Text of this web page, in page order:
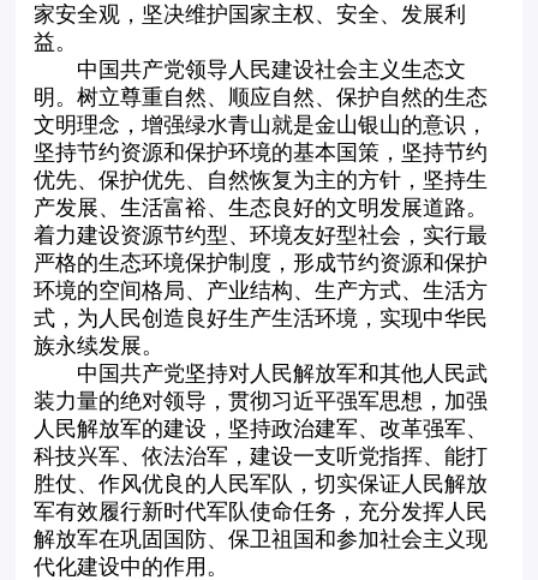
家安全观，坚决维护国家主权、安全、发展利
益。
中国共产党领导人民建设社会主义生态文
明。树立尊重自然、顺应自然、保护自然的生态
文明理念，增强绿水青山就是金山银山的意识，
坚持节约资源和保护环境的基本国策，坚持节约
优先、保护优先、自然恢复为主的方针，坚持生
产发展、生活富裕、生态良好的文明发展道路。
着力建设资源节约型、环境友好型社会，实行最
严格的生态环境保护制度，形成节约资源和保护
环境的空间格局、产业结构、生产方式、生活方
式，为人民创造良好生产生活环境，实现中华民
族永续发展。
中国共产党坚持对人民解放军和其他人民武
装力量的绝对领导，贯彻习近平强军思想，加强
人民解放军的建设，坚持政治建军、改革强军、
科技兴军、依法治军，建设一支听党指挥、能打
胜仗、作风优良的人民军队，切实保证人民解放
军有效履行新时代军队使命任务，充分发挥人民
解放军在巩固国防、保卫祖国和参加社会主义现
代化建设中的作用。